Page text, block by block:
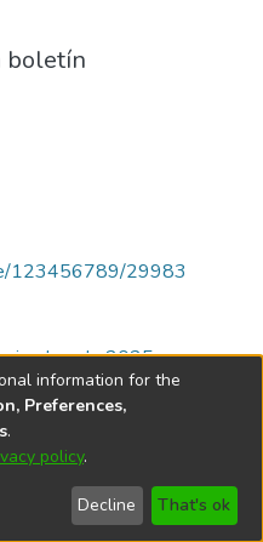
boletín
123456789/29983
de 2025
de Córdoba
information for the
Preferences,
.
policy.
Decline That's ok